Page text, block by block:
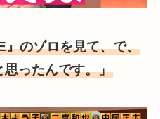
』のゾロを見て、で、
ったんです。」